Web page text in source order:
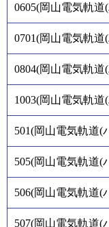
0605(岡山電気軌道
0701(岡山電気軌道
0804(岡山電気軌道
1003(岡山電気軌道
501(岡山電気軌道(
505(岡山電気軌道(
506(岡山電気軌道(
507(岡山電気軌道(